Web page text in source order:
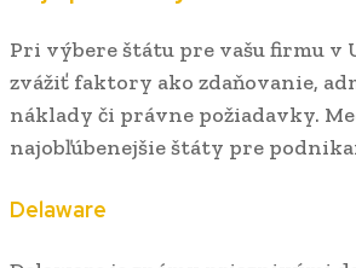
Pri výbere štátu pre vašu firmu v
zvážiť faktory ako zdaňovanie,
náklady či právne požiadavky.
najobľúbenejšie štáty pre
Delaware